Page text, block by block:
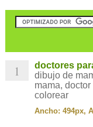
1
doctores
dibujo de
mama,
colorear
Ancho: 494px,